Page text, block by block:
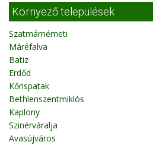
Környező települések
Szatmárnémeti
Máréfalva
Batiz
Erdőd
Kőrispatak
Bethlenszentmiklós
Kaplony
Szinérváralja
Avasújváros